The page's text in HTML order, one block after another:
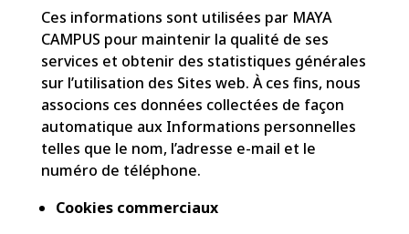
Ces informations sont utilisées par MAYA
CAMPUS pour maintenir la qualité de ses
services et obtenir des statistiques générales
sur l’utilisation des Sites web. À ces fins, nous
associons ces données collectées de façon
automatique aux Informations personnelles
telles que le nom, l’adresse e-mail et le
numéro de téléphone.
Cookies commerciaux